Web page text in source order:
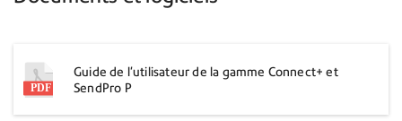
Guide de l'utilisateur de la gamme Connect+ et
SendPro P